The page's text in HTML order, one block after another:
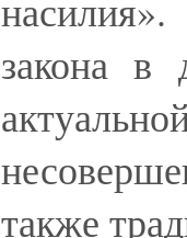
закона в
также